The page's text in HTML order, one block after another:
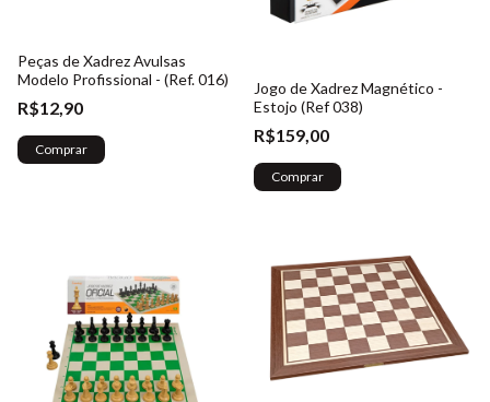
Peças de Xadrez Avulsas
Modelo Profissional - (Ref. 016)
R$12,90
Comprar
Jogo de Xadrez Magnético -
Estojo (Ref 038)
R$159,00
Comprar